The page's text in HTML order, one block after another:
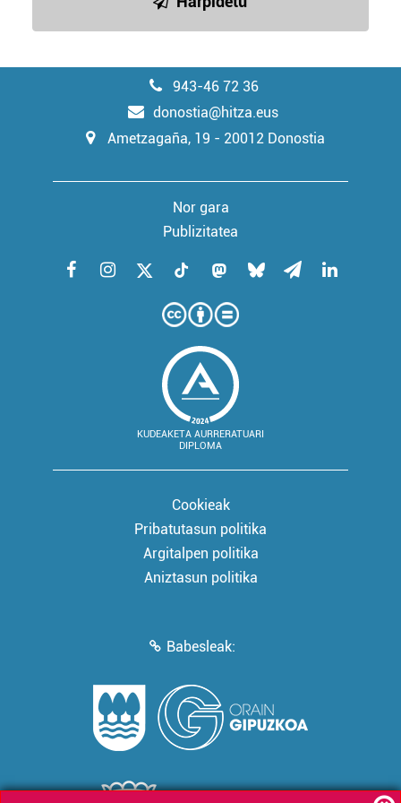
943-46 72 36
donostia@hitza.eus
Ametzagaña, 19 - 20012 Donostia
Nor gara
Publizitatea
KUDEAKETA AURRERATUARI
DIPLOMA
Cookieak
Pribatutasun politika
Argitalpen politika
Aniztasun politika
Babesleak: